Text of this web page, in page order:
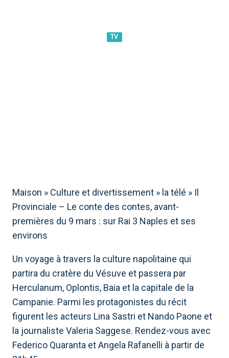
TV
Maison » Culture et divertissement » la télé » Il
Provinciale – Le conte des contes, avant-
premières du 9 mars : sur Rai 3 Naples et ses
environs
Un voyage à travers la culture napolitaine qui
partira du cratère du Vésuve et passera par
Herculanum, Oplontis, Baia et la capitale de la
Campanie. Parmi les protagonistes du récit
figurent les acteurs Lina Sastri et Nando Paone et
la journaliste Valeria Saggese. Rendez-vous avec
Federico Quaranta et Angela Rafanelli à partir de